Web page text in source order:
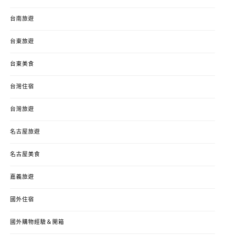
台南旅遊
台東旅遊
台東美食
台灣住宿
台灣旅遊
名古屋旅遊
名古屋美食
嘉義旅遊
國外住宿
國外購物經驗＆開箱